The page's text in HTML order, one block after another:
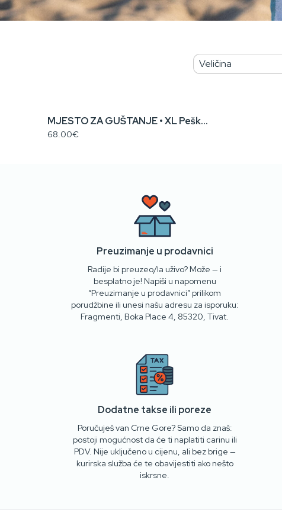
MJESTO ZA GUŠTANJE • XL Peškir za Plažu
68.00€
Preuzimanje u prodavnici
Radije bi preuzeo/la uživo? Može — i
besplatno je! Napiši u napomenu
“Preuzimanje u prodavnici” prilikom
porudžbine ili unesi našu adresu za isporuku:
Fragmenti, Boka Place 4, 85320, Tivat.
Dodatne takse ili poreze
Poručuješ van Crne Gore? Samo da znaš:
postoji mogućnost da će ti naplatiti carinu ili
PDV. Nije uključeno u cijenu, ali bez brige —
kurirska služba će te obavijestiti ako nešto
iskrsne.